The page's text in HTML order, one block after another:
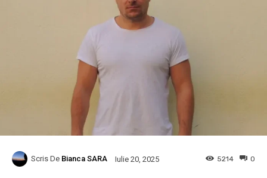
Scris De Bianca SARA Iulie 20, 2025 0
5214